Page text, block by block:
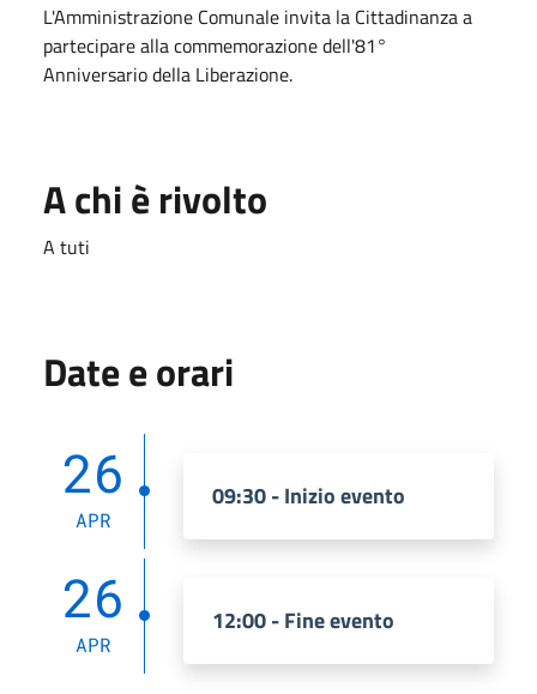
L'Amministrazione Comunale invita la Cittadinanza a
partecipare alla commemorazione dell'81°
Anniversario della Liberazione.
A chi è rivolto
A tuti
Date e orari
26
APR
09:30 - Inizio evento
26
APR
12:00 - Fine evento